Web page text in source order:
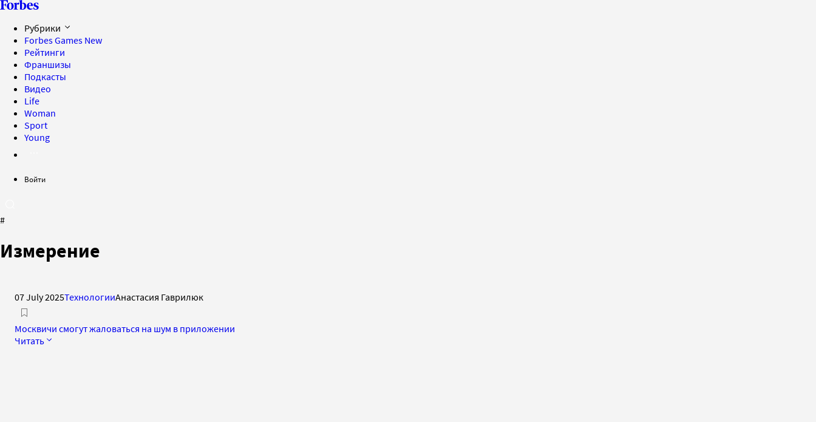
Рубрики
Forbes Games New
Рейтинги
Франшизы
Подкасты
Видео
Life
Woman
Sport
Young
Войти
#
Измерение
07 July 2025ТехнологииАнастасия Гаврилюк
Москвичи смогут жаловаться на шум в приложении
Читать